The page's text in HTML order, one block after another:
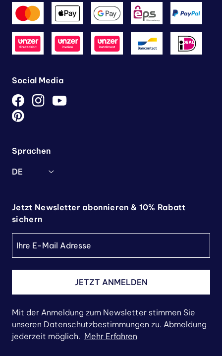
Social Media
Sprachen
DE
Jetzt Newsletter abonnieren & 10% Rabatt
sichern
JETZT ANMELDEN
Mit der Anmeldung zum Newsletter stimmen Sie
unseren Datenschutzbestimmungen zu. Abmeldung
jederzeit möglich. Mehr Erfahren